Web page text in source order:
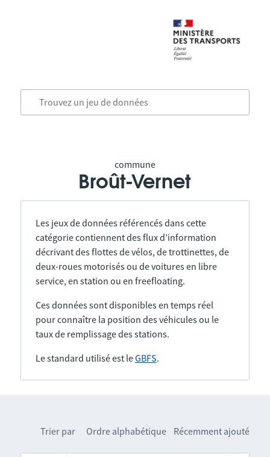
commune
Broût-Vernet
Les jeux de données référencés dans cette
catégorie contiennent des flux d’information
décrivant des flottes de vélos, de trottinettes, de
deux-roues motorisés ou de voitures en libre
service, en station ou en freefloating.
Ces données sont disponibles en temps réel
pour connaître la position des véhicules ou le
taux de remplissage des stations.
Le standard utilisé est leGBFS.
Trier par Ordre alphabétique Récemment ajouté